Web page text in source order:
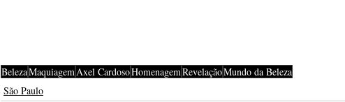
BelezaMaquiagemAxel CardosoHomenagemRevelaçãoMundo da Beleza
São Paulo